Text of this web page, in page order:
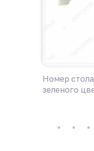
Номер
зеленого